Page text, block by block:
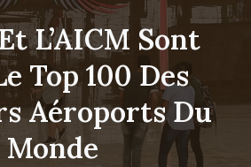
L’AICM Sont
Top 100 Des
Aéroports Du
Monde